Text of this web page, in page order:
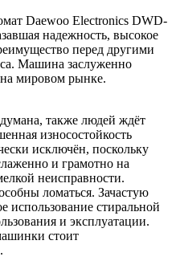
Daewoo Electronics DWD-
надежность, высокое
перед другими
Машина заслуженно
мировом рынке.
также людей ждёт
износостойкость
исключён, поскольку
и грамотно на
неисправности.
ломаться. Зачастую
использование стиральной
и эксплуатации.
стоит